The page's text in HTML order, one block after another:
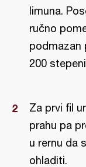
limuna.
ručno
podmazan
200
Za prvi fil
prahu pa
u rernu da
ohladiti.